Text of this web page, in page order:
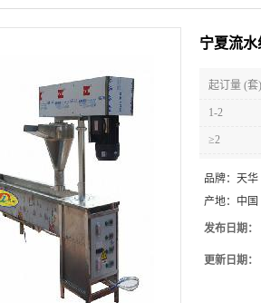
宁夏流
起订量 (套)
1-2
≥2
品牌： 天华
产地： 中国
发布日期：
更新日期：